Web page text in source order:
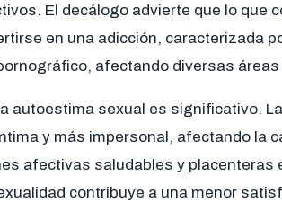
El decálogo advierte que lo que
en una adicción, caracterizada
afectando diversas áreas
autoestima sexual es significativo.
y más impersonal, afectando la
afectivas saludables y placenteras
contribuye a una menor